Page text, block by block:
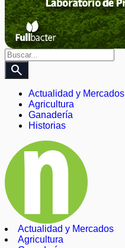
search
Actualidad y Mercados
Agricultura
Ganadería
Historias
Actualidad y Mercados
Agricultura